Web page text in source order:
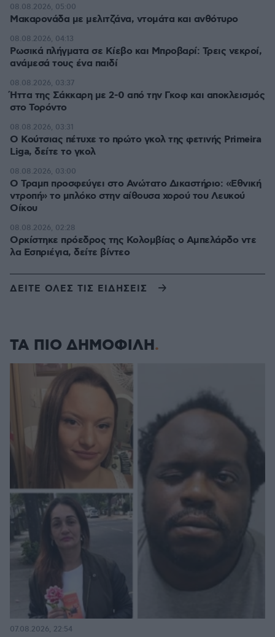
Μακαρονάδα με μελιτζάνα, ντομάτα και ανθότυρο
08.08.2026, 05:00
Ρωσικά πλήγματα σε Κίεβο και Μπροβαρί: Τρεις νεκροί,
ανάμεσά τους ένα παιδί
08.08.2026, 04:13
Ήττα της Σάκκαρη με 2-0 από την Γκοφ και αποκλεισμός
στο Τορόντο
08.08.2026, 03:37
Ο Κούτσιας πέτυχε το πρώτο γκολ της φετινής Primeira
Liga, δείτε το γκολ
08.08.2026, 03:31
Ο Τραμπ προσφεύγει στο Ανώτατο Δικαστήριο: «Εθνική
ντροπή» το μπλόκο στην αίθουσα χορού του Λευκού
Οίκου
08.08.2026, 03:00
Ορκίστηκε πρόεδρος της Κολομβίας ο Αμπελάρδο ντε
λα Εσπριέγια, δείτε βίντεο
08.08.2026, 02:28
ΔΕΙΤΕ ΟΛΕΣ ΤΙΣ ΕΙΔΗΣΕΙΣ
ΤΑ ΠΙΟ ΔΗΜΟΦΙΛΗ
07.08.2026, 22:54